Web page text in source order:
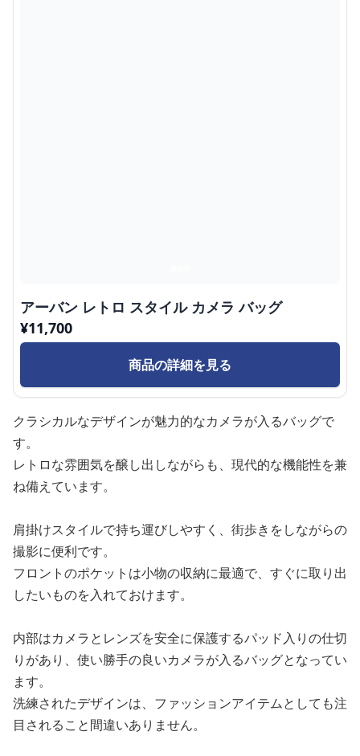
アーバン レトロ スタイル カメラ バッグ
¥11,700
商品の詳細を見る
クラシカルなデザインが魅力的なカメラが入るバッグで
す。
レトロな雰囲気を醸し出しながらも、現代的な機能性を兼
ね備えています。
肩掛けスタイルで持ち運びしやすく、街歩きをしながらの
撮影に便利です。
フロントのポケットは小物の収納に最適で、すぐに取り出
したいものを入れておけます。
内部はカメラとレンズを安全に保護するパッド入りの仕切
りがあり、使い勝手の良いカメラが入るバッグとなってい
ます。
洗練されたデザインは、ファッションアイテムとしても注
目されること間違いありません。